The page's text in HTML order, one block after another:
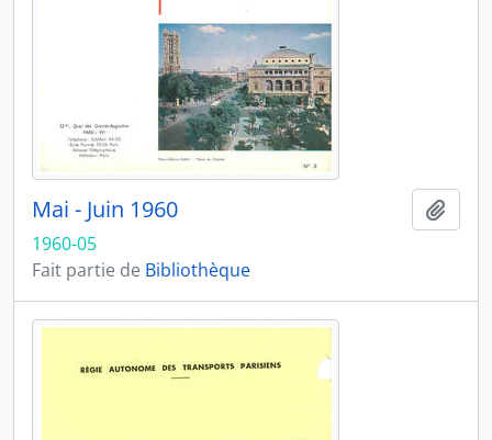
Mai - Juin 1960
1960-05
Fait partie de Bibliothèque